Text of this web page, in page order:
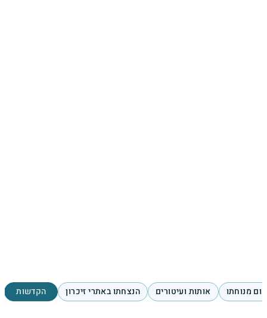
מנוחתו אותות ועיטורים הנצחתו באתרי זיכרון הקדשות